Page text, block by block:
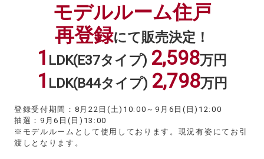
モデルルーム住戸
再登録にて販売決定！
1 LDK(E37タイプ) 2,598万円
1 LDK(B44タイプ) 2,798万円
登録受付期間：8月22日(土)10:00～9月6日(日)12:00
抽選：9月6日(日)13:00
※モデルルームとして使用しております。現況有姿にてお引
渡しとなります。